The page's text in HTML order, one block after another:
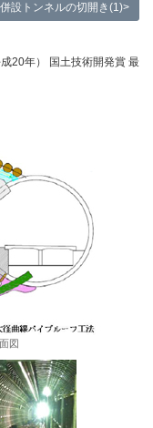
設トンネルの切開き(1)>
20年） 国土技術開発賞 最
図